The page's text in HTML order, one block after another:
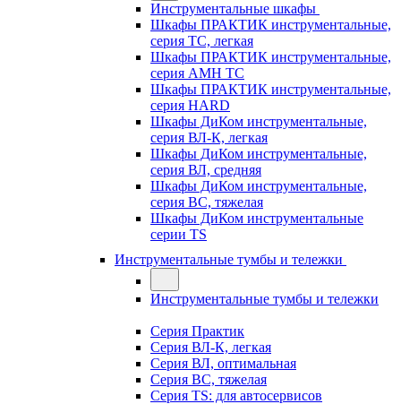
Инструментальные шкафы
Шкафы ПРАКТИК инструментальные,
серия TC, легкая
Шкафы ПРАКТИК инструментальные,
серия AMH TC
Шкафы ПРАКТИК инструментальные,
серия HARD
Шкафы ДиКом инструментальные,
cерия ВЛ-К, легкая
Шкафы ДиКом инструментальные,
серия ВЛ, средняя
Шкафы ДиКом инструментальные,
серия ВС, тяжелая
Шкафы ДиКом инструментальные
серии TS
Инструментальные тумбы и тележки
Инструментальные тумбы и тележки
Серия Практик
Серия ВЛ-К, легкая
Серия ВЛ, оптимальная
Серия ВС, тяжелая
Серия TS: для автосервисов